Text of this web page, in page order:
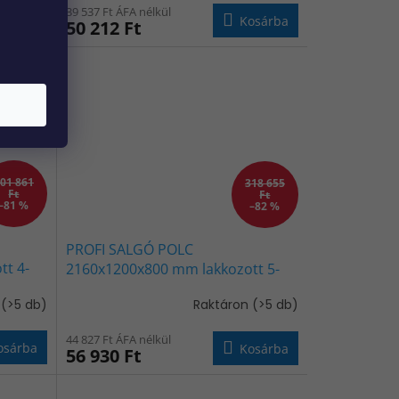
39 537 Ft ÁFA nélkül
50 212 Ft Kosárba
861
Ft
%
4-
(>5 db)
318 655
Ft
–82 %
PROFI SALGÓ POLC
2160x1200x800 mm lakkozott 5-
Raktáron (>5 db)
44 827 Ft ÁFA nélkül
56 930 Ft Kosárba